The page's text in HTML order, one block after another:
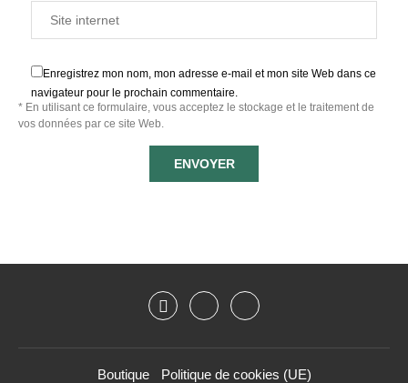
Enregistrez mon nom, mon adresse e-mail et mon site Web dans ce
navigateur pour le prochain commentaire.
* En utilisant ce formulaire, vous acceptez le stockage et le traitement de
vos données par ce site Web.
Boutique
Politique de cookies (UE)